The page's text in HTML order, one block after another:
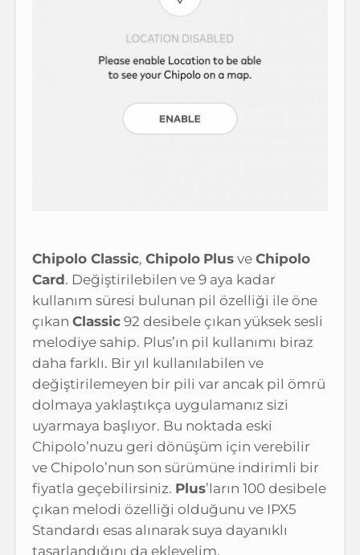
Chipolo Classic, Chipolo Plus ve Chipolo
Card. Değiştirilebilen ve 9 aya kadar
kullanım süresi bulunan pil özelliği ile öne
çıkan Classic 92 desibele çıkan yüksek sesli
melodiye sahip. Plus’ın pil kullanımı biraz
daha farklı. Bir yıl kullanılabilen ve
değiştirilemeyen bir pili var ancak pil ömrü
dolmaya yaklaştıkça uygulamanız sizi
uyarmaya başlıyor. Bu noktada eski
Chipolo’nuzu geri dönüşüm için verebilir
ve Chipolo’nun son sürümüne indirimli bir
fiyatla geçebilirsiniz. Plus’ların 100 desibele
çıkan melodi özelliği olduğunu ve IPX5
Standardı esas alınarak suya dayanıklı
tasarlandığını da ekleyelim.